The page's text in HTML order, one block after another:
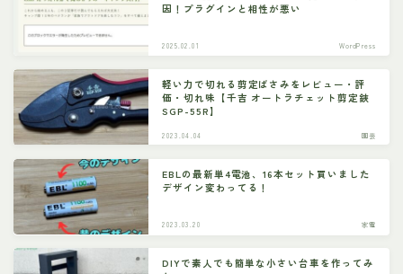
因！プラグインと相性が悪い
2025.02.01 WordPress
軽い力で切れる剪定ばさみをレビュー・評
価・切れ味【千吉 オートラチェット剪定鋏
SGP-55R】
2023.04.04 園芸
EBLの最新単4電池、16本セット買いました
デザイン変わってる！
2023.03.20 家電
DIYで素人でも簡単な小さい台車を作ってみ